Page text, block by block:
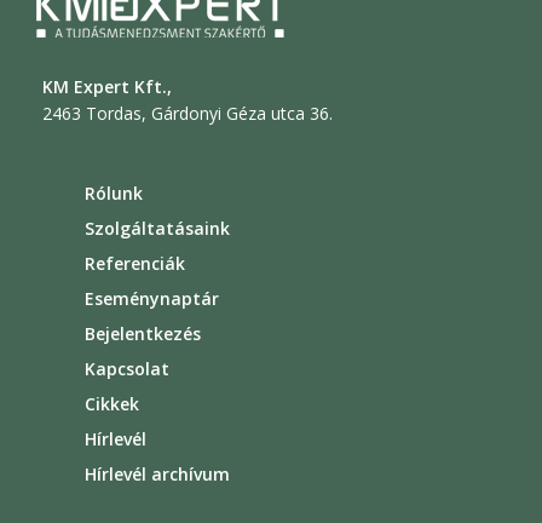
KM Expert Kft.,
2463 Tordas, Gárdonyi Géza utca 36.
Rólunk
Szolgáltatásaink
Referenciák
Eseménynaptár
Bejelentkezés
Kapcsolat
Cikkek
Hírlevél
Hírlevél archívum